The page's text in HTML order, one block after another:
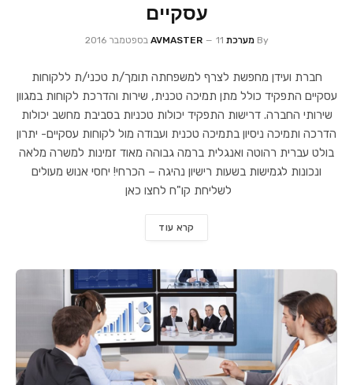
עסקיים
By מערכת AVMASTER 11 בספטמבר 2016
חברת ועידן מחפשת לצרף למשפחתה תומך/ת טכני/ת ללקוחות
עסקיים התפקיד כולל מתן תמיכה טכנית, שירות והדרכת לקוחות במגוון
שירותי החברה. דרישות התפקיד יכולות טכניות בסביבת מחשב יכולות
הדרכה ותמיכה ניסיון בתמיכה טכנית ועבודה מול לקוחות עסקיים- יתרון
בולט עברית רהוטה ואנגלית ברמה גבוהה מאוד זמינות למשרה מלאה
ונכונות לגמישות בשעות רישיון נהיגה – הכרחי! יחסי אנוש מעולים
לשליחת קו"ח לחצו כאן
קרא עוד